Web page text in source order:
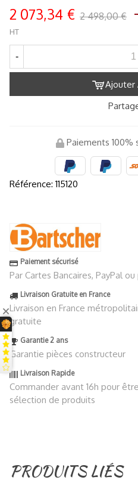
2 073,34 € 2 498,00 €
HT
-
Ajouter
Paiements 100%
Référence: 115120
Paiement sécurisé
Par Cartes Bancaires, PayPal
Livraison Gratuite en France
Livraison en France
gratuite
Garantie 2 ans
Garantie pièces constructeur
Livraison Rapide
Commander avant 16h pour
sélection de produits
PRODUITS LIÉS